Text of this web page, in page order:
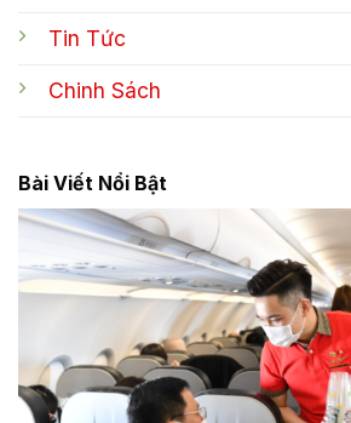
Tin Tức
Chinh Sách
Bài Viết Nổi Bật